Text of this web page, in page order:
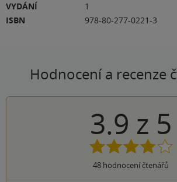
VYDÁNÍ
1
ISBN
978-80-277-0221-3
Hodnocení a recenze
3.9 z 5
48 hodnocení čtenářů